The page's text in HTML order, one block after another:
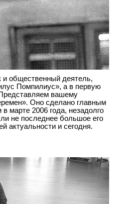
и общественный деятель,
Помпилиус», а в первую
вашему
Оно сделано главным
марте 2006 года, незадолго
не последнее большое его
актуальности и сегодня.